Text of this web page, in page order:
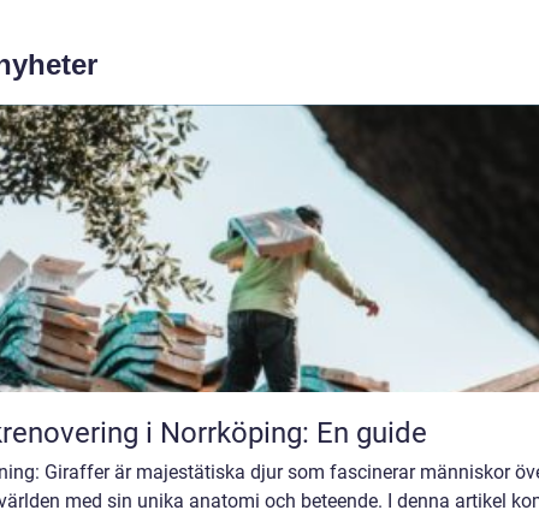
i Norrköping: En guide
Giraffer är majestätiska djur som fascinerar människor
med sin unika anatomi och beteende. I denna artikel